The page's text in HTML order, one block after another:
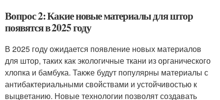
Вопрос 2: Какие новые материалы для штор
появятся в 2025 году
В 2025 году ожидается появление новых материалов
для штор, таких как экологичные ткани из органического
хлопка и бамбука. Также будут популярны материалы с
антибактериальными свойствами и устойчивостью к
выцветанию. Новые технологии позволят создавать